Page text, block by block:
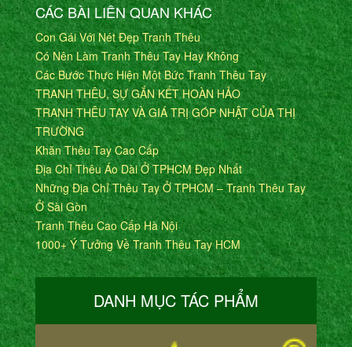
CÁC BÀI LIÊN QUAN KHÁC
Con Gái Với Nét Đẹp Tranh Thêu
Có Nên Làm Tranh Thêu Tay Hay Không
Các Bước Thực Hiện Một Bức Tranh Thêu Tay
TRANH THÊU, SỰ GẮN KẾT HOÀN HẢO
TRANH THÊU TAY VÀ GIÁ TRỊ GÓP NHẬT CỦA THỊ
TRƯỜNG
Khăn Thêu Tay Cao Cấp
Địa Chỉ Thêu Áo Dài Ở TPHCM Đẹp Nhất
Những Địa Chỉ Thêu Tay Ở TPHCM – Tranh Thêu Tay
Ở Sài Gòn
Tranh Thêu Cao Cấp Hà Nội
1000+ Ý Tưởng Về Tranh Thêu Tay HCM
DANH MỤC TÁC PHẨM